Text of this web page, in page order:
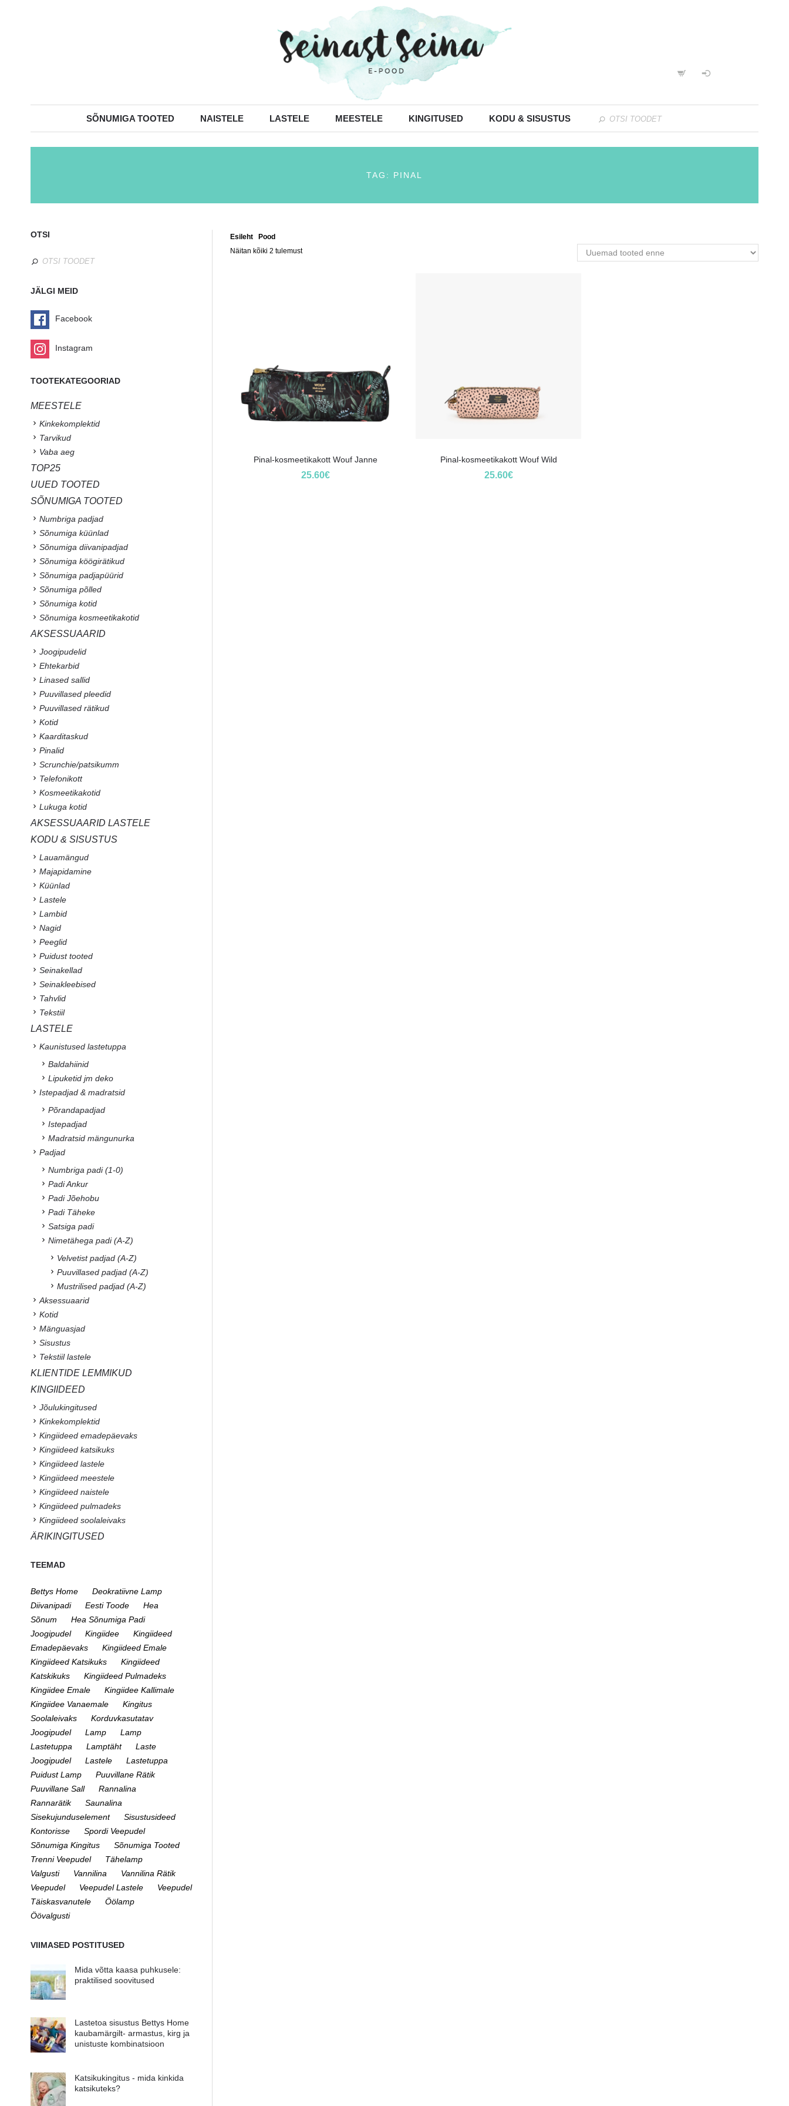
SÕNUMIGA TOOTED NAISTELE LASTELE MEESTELE KINGITUSED KODU & SISUSTUS
TAG: PINAL
Esileht /Pood
Näitan kõiki 2 tulemust
Pinal-kosmeetikakott Wouf Janne
25.60€
Pinal-kosmeetikakott Wouf Wild
25.60€
OTSI
JÄLGI MEID
Facebook
Instagram
TOOTEKATEGOORIAD
MEESTELE
Kinkekomplektid
Tarvikud
Vaba aeg
TOP25
UUED TOOTED
SÕNUMIGA TOOTED
Numbriga padjad
Sõnumiga küünlad
Sõnumiga diivanipadjad
Sõnumiga köögirätikud
Sõnumiga padjapüürid
Sõnumiga põlled
Sõnumiga kotid
Sõnumiga kosmeetikakotid
AKSESSUAARID
Joogipudelid
Ehtekarbid
Linased sallid
Puuvillased pleedid
Puuvillased rätikud
Kotid
Kaarditaskud
Pinalid
Scrunchie/patsikumm
Telefonikott
Kosmeetikakotid
Lukuga kotid
AKSESSUAARID LASTELE
KODU & SISUSTUS
Lauamängud
Majapidamine
Küünlad
Lastele
Lambid
Nagid
Peeglid
Puidust tooted
Seinakellad
Seinakleebised
Tahvlid
Tekstiil
LASTELE
Kaunistused lastetuppa
Baldahiinid
Lipuketid jm deko
Istepadjad & madratsid
Põrandapadjad
Istepadjad
Madratsid mängunurka
Padjad
Numbriga padi (1-0)
Padi Ankur
Padi Jõehobu
Padi Täheke
Satsiga padi
Nimetähega padi (A-Z)
Velvetist padjad (A-Z)
Puuvillased padjad (A-Z)
Mustrilised padjad (A-Z)
Aksessuaarid
Kotid
Mänguasjad
Sisustus
Tekstiil lastele
KLIENTIDE LEMMIKUD
KINGIIDEED
Jõulukingitused
Kinkekomplektid
Kingiideed emadepäevaks
Kingiideed katsikuks
Kingiideed lastele
Kingiideed meestele
Kingiideed naistele
Kingiideed pulmadeks
Kingiideed soolaleivaks
ÄRIKINGITUSED
TEEMAD
Bettys Home
Deokratiivne Lamp
Diivanipadi
Eesti Toode
Hea
Sõnum
Hea Sõnumiga Padi
Joogipudel
Kingiidee
Kingiideed
Emadepäevaks
Kingiideed Emale
Kingiideed Katsikuks
Kingiideed
Katskikuks
Kingiideed Pulmadeks
Kingiidee Emale
Kingiidee Kallimale
Kingiidee Vanaemale
Kingitus
Soolaleivaks
Korduvkasutatav
Joogipudel
Lamp
Lamp
Lastetuppa
Lamptäht
Laste
Joogipudel
Lastele
Lastetuppa
Puidust Lamp
Puuvillane Rätik
Puuvillane Sall
Rannalina
Rannarätik
Saunalina
Sisekujunduselement
Sisustusideed
Kontorisse
Spordi Veepudel
Sõnumiga Kingitus
Sõnumiga Tooted
Trenni Veepudel
Tähelamp
Valgusti
Vannilina
Vannilina Rätik
Veepudel
Veepudel Lastele
Veepudel
Täiskasvanutele
Öölamp
Öövalgusti
VIIMASED POSTITUSED
Mida võtta kaasa puhkusele:
praktilised soovitused
Lastetoa sisustus Bettys Home
kaubamärgilt- armastus, kirg ja
unistuste kombinatsioon
Katsikukingitus - mida kinkida
katsikuteks?